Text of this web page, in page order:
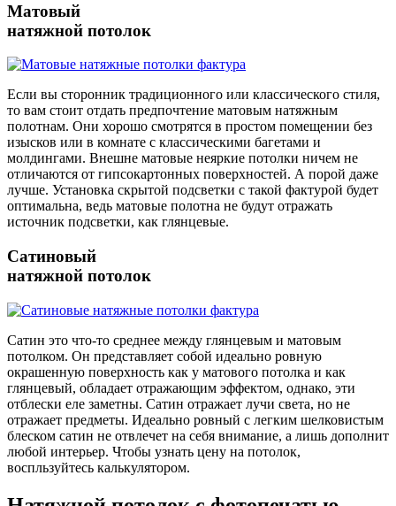
Матовый
натяжной потолок
Если вы сторонник традиционного или классического стиля,
то вам стоит отдать предпочтение матовым натяжным
полотнам. Они хорошо смотрятся в простом помещении без
изысков или в комнате с классическими багетами и
молдингами. Внешне матовые неяркие потолки ничем не
отличаются от гипсокартонных поверхностей. А порой даже
лучше. Установка скрытой подсветки с такой фактурой будет
оптимальна, ведь матовые полотна не будут отражать
источник подсветки, как глянцевые.
Сатиновый
натяжной потолок
Сатин это что-то среднее между глянцевым и матовым
потолком. Он представляет собой идеально ровную
окрашенную поверхность как у матового потолка и как
глянцевый, обладает отражающим эффектом, однако, эти
отблески еле заметны. Сатин отражает лучи света, но не
отражает предметы. Идеально ровный с легким шелковистым
блеском сатин не отвлечет на себя внимание, а лишь дополнит
любой интерьер. Чтобы узнать цену на потолок,
воспльзуйтесь калькулятором.